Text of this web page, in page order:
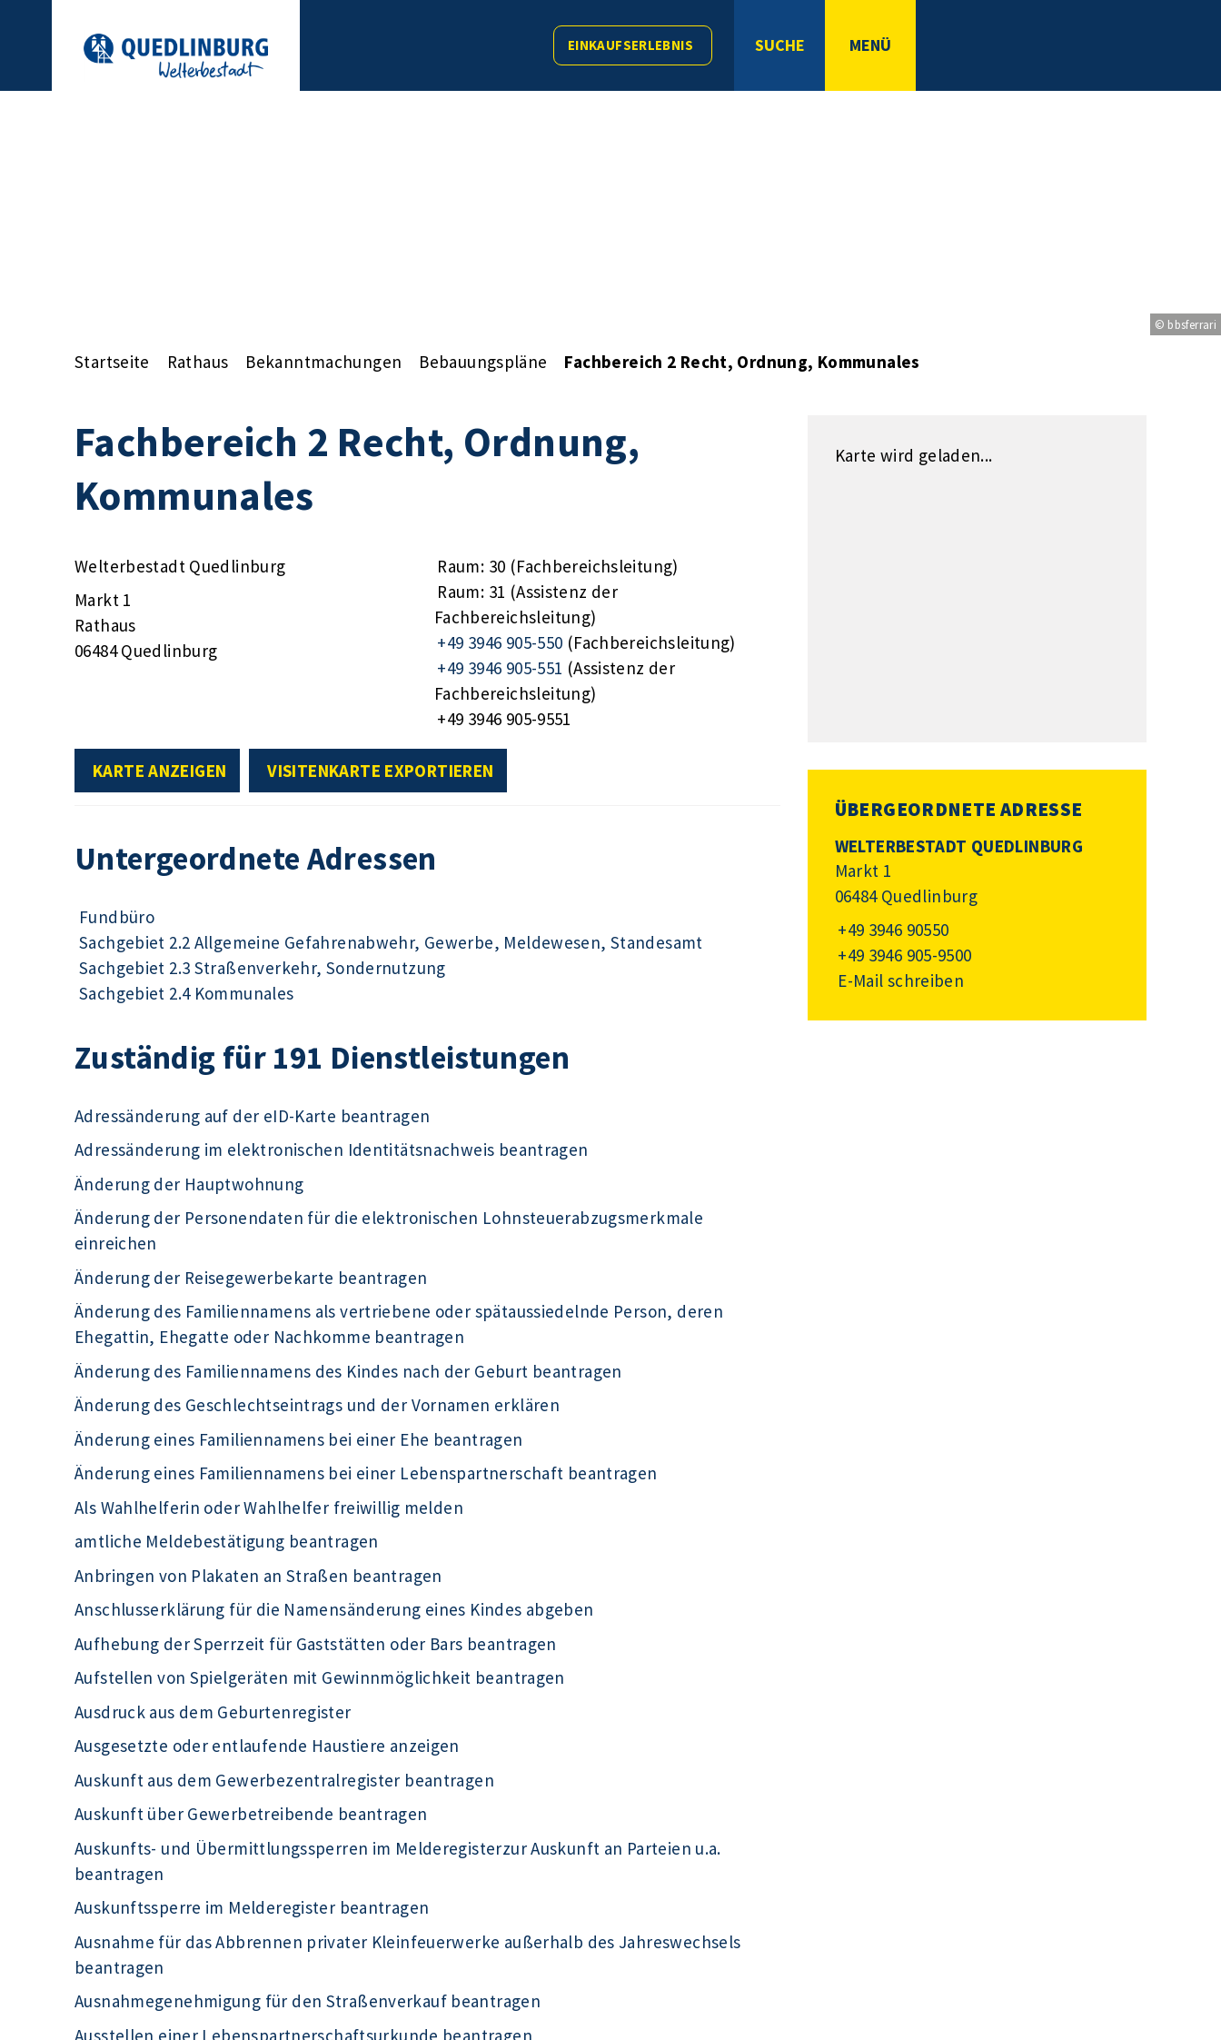
EINKAUFSERLEBNIS SUCHE MENÜ
© bbsferrari
Startseite Rathaus Bekanntmachungen Bebauungspläne Fachbereich 2 Recht, Ordnung, Kommunales
Fachbereich 2 Recht, Ordnung,
Kommunales
Welterbestadt Quedlinburg
Markt 1
Rathaus
06484 Quedlinburg
Raum: 30 (Fachbereichsleitung)
Raum: 31 (Assistenz der
Fachbereichsleitung)
+49 3946 905-550 (Fachbereichsleitung)
+49 3946 905-551 (Assistenz der
Fachbereichsleitung)
+49 3946 905-9551
KARTE ANZEIGEN VISITENKARTE EXPORTIEREN
Untergeordnete Adressen
Fundbüro
Sachgebiet 2.2 Allgemeine Gefahrenabwehr, Gewerbe, Meldewesen, Standesamt
Sachgebiet 2.3 Straßenverkehr, Sondernutzung
Sachgebiet 2.4 Kommunales
Zuständig für 191 Dienstleistungen
Adressänderung auf der eID-Karte beantragen
Adressänderung im elektronischen Identitätsnachweis beantragen
Änderung der Hauptwohnung
Änderung der Personendaten für die elektronischen Lohnsteuerabzugsmerkmale
einreichen
Änderung der Reisegewerbekarte beantragen
Änderung des Familiennamens als vertriebene oder spätaussiedelnde Person, deren
Ehegattin, Ehegatte oder Nachkomme beantragen
Änderung des Familiennamens des Kindes nach der Geburt beantragen
Änderung des Geschlechtseintrags und der Vornamen erklären
Änderung eines Familiennamens bei einer Ehe beantragen
Änderung eines Familiennamens bei einer Lebenspartnerschaft beantragen
Als Wahlhelferin oder Wahlhelfer freiwillig melden
amtliche Meldebestätigung beantragen
Anbringen von Plakaten an Straßen beantragen
Anschlusserklärung für die Namensänderung eines Kindes abgeben
Aufhebung der Sperrzeit für Gaststätten oder Bars beantragen
Aufstellen von Spielgeräten mit Gewinnmöglichkeit beantragen
Ausdruck aus dem Geburtenregister
Ausgesetzte oder entlaufende Haustiere anzeigen
Auskunft aus dem Gewerbezentralregister beantragen
Auskunft über Gewerbetreibende beantragen
Auskunfts- und Übermittlungssperren im Melderegisterzur Auskunft an Parteien u.a.
beantragen
Auskunftssperre im Melderegister beantragen
Ausnahme für das Abbrennen privater Kleinfeuerwerke außerhalb des Jahreswechsels
beantragen
Ausnahmegenehmigung für den Straßenverkauf beantragen
Ausstellen einer Lebenspartnerschaftsurkunde beantragen
Karte wird geladen...
ÜBERGEORDNETE ADRESSE
WELTERBESTADT QUEDLINBURG
Markt 1
06484 Quedlinburg
+49 3946 90550
+49 3946 905-9500
E-Mail schreiben